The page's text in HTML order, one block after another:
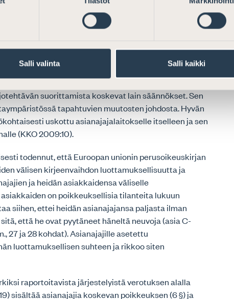
Salli valinta Salli kaikki
on lausunut, että käsitys asianajajakunnasta
mukaisesti toimivana ammattikuntana, jota
ammattieettisten ja kurinpitosääntöjen kautta,
C-155/79, AM & S Europe v. Komissio, 24 kohta ja asia
asianajajille noudatettavaksi säädetty (5.1 §) mutta
asianajajatapa asettaa asianajajille pitemmälle
suorittamista koskevat lain säännökset. Sen
tapahtuvien muutosten johdosta. Hyvän
uskottu asianajajalaitokselle itselleen ja sen
(KKO 2009:10).
todennut, että Euroopan unionin perusoikeuskirjan
välisen kirjeenvaihdon luottamuksellisuutta ja
ja heidän asiakkaidensa väliselle
on poikkeuksellisia tilanteita lukuun
siihen, ettei heidän asianajajansa paljasta ilman
että he ovat pyytäneet häneltä neuvoja (asia C-
27 ja 28 kohdat). Asianajajille asetettu
luottamuksellisen suhteen ja rikkoo siten
raportoitavista järjestelyistä verotuksen alalla
sisältää asianajajia koskevan poikkeuksen (6 §) ja